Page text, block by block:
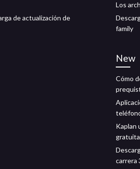
de actualización de
Los
family
New
Cómo
Kaplan
gratuita
carrera